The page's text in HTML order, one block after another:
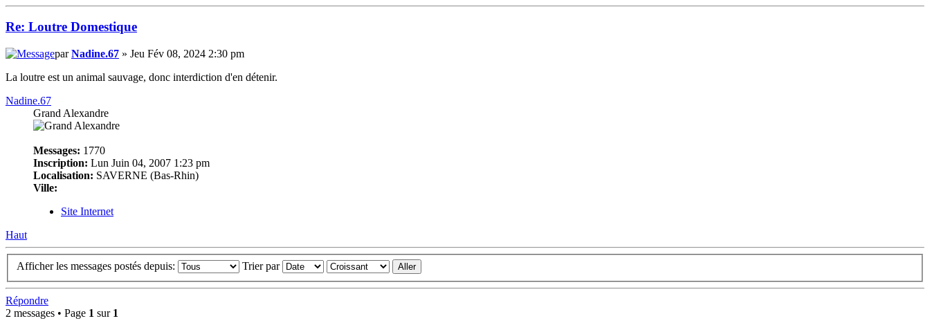
Re: Loutre Domestique
parNadine.67 » Jeu Fév 08, 2024 2:30 pm
La loutre est un animal sauvage, donc interdiction d'en détenir.
Nadine.67
Grand Alexandre
Messages: 1770
Inscription: Lun Juin 04, 2007 1:23 pm
Localisation: SAVERNE (Bas-Rhin)
Ville:
Site Internet
Haut
Afficher les messages postés depuis: Trier par
Répondre
2 messages • Page 1 sur 1